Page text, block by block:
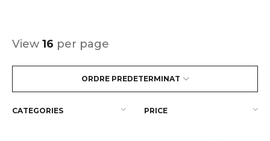
ORDRE PREDETERMINAT
View 16 per page
CATEGORIES PRICE